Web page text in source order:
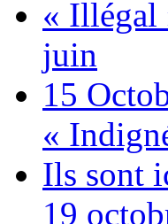
« Illégal
juin
15
«
Ils sont
19